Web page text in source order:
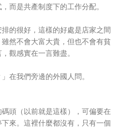
而是共產制度下的工作分配。
的很好，這樣的好處是店家之間
然不會大富大貴，但也不會有貧
觀感實在一言難盡。
在我們旁邊的外國人問。
頭（以前就是這樣），可偏要在
來。這裡什麼都沒有，只有一個